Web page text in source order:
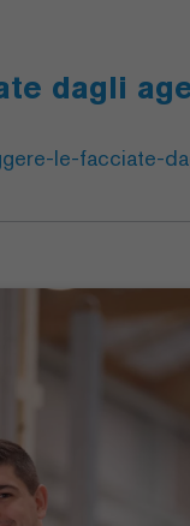
dagli
le-facciate-